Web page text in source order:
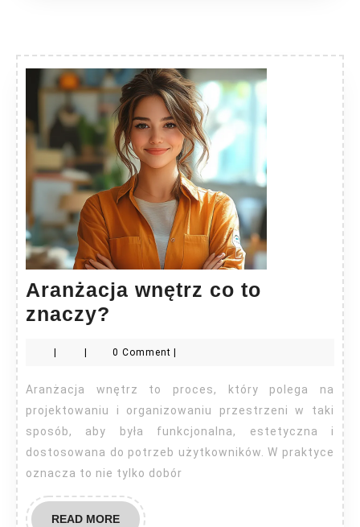
Aranżacja wnętrz co to
znaczy?
co
to
znaczy?
0 Comment
Aranżacja wnętrz to proces, który polega na
projektowaniu i organizowaniu przestrzeni w taki
sposób, aby była funkcjonalna, estetyczna i
dostosowana do potrzeb użytkowników. W praktyce
oznacza to nie tylko dobór
READ MOREREAD